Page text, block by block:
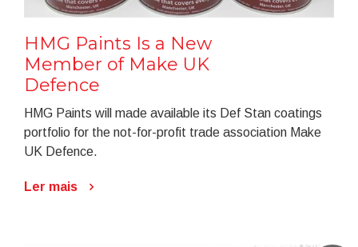
HMG Paints Is a New
Member of Make UK
Defence
HMG Paints will made available its Def Stan coatings
portfolio for the not-for-profit trade association Make
UK Defence.
Ler mais